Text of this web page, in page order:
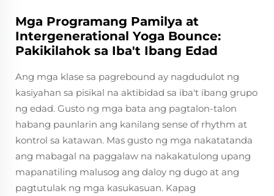
Mga Programang Pamilya at
Intergenerational Yoga Bounce:
Pakikilahok sa Iba't Ibang Edad
Ang mga klase sa pagrebound ay nagdudulot ng
kasiyahan sa pisikal na aktibidad sa iba't ibang grupo
ng edad. Gusto ng mga bata ang pagtalon-talon
habang paunlarin ang kanilang sense of rhythm at
kontrol sa katawan. Mas gusto ng mga nakatatanda
ang mabagal na paggalaw na nakakatulong upang
mapanatiling malusog ang daloy ng dugo at ang
pagtutulak ng mga kasukasuan. Kapag